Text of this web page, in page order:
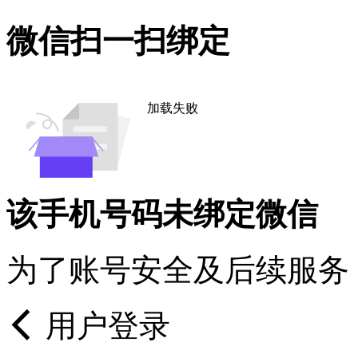
微信扫一扫绑定
加载失败
该手机号码未绑定微信
为了账号安全及后续服
用户登录